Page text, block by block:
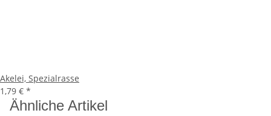
Akelei, Spezialrasse
1,79 € *
Ähnliche Artikel